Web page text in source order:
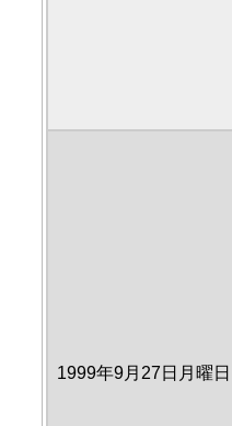
1999年9月27日月曜日